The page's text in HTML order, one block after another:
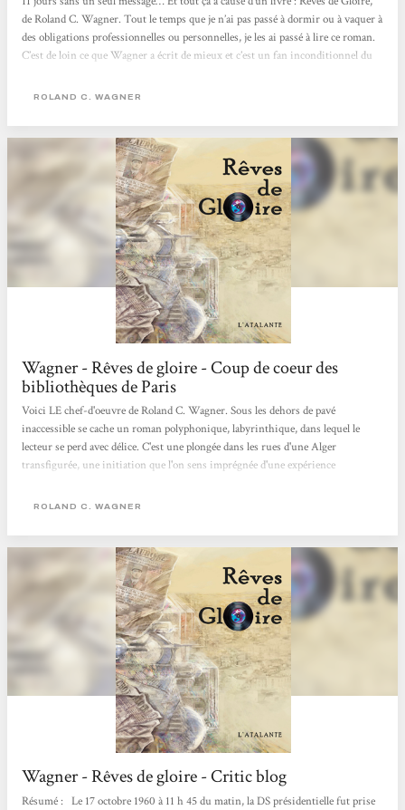
de Roland C. Wagner. Tout le temps que je n’ai pas passé à dormir ou à vaquer à
des obligations professionnelles ou personnelles, je les ai passé à lire ce roman.
C’est de loin ce que Wagner a écrit de mieux et c’est un fan inconditionnel du
seulement vous dire que :* ça se passe en Algérie entre 1961 et nos jours.* ce
incroyablement différente.*...
ROLAND C. WAGNER
Wagner - Rêves de gloire - Coup de coeur des
bibliothèques de Paris
Voici LE chef-d'oeuvre de Roland C. Wagner. Sous les dehors de pavé
inaccessible se cache un roman polyphonique, labyrinthique, dans lequel le
lecteur se perd avec délice. C'est une plongée dans les rues d'une Alger
transfigurée, une initiation que l'on sens imprégnée d'une expérience
laquelle chacun saura trouver son bonheur. Coup de coeur 2011 du collectif de
ROLAND C. WAGNER
Wagner - Rêves de gloire - Critic blog
Résumé : Le 17 octobre 1960 à 11 h 45 du matin, la DS présidentielle fut prise